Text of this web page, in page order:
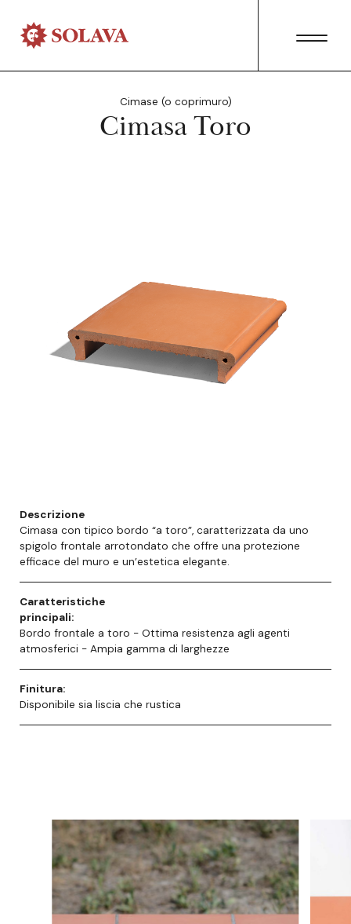
Cimase (o coprimuro)
Cimasa Toro
Descrizione
Cimasa con tipico bordo “a toro”, caratterizzata da uno
spigolo frontale arrotondato che offre una protezione
efficace del muro e un’estetica elegante.
Caratteristiche
principali:
Bordo frontale a toro - Ottima resistenza agli agenti
atmosferici - Ampia gamma di larghezze
Finitura:
Disponibile sia liscia che rustica